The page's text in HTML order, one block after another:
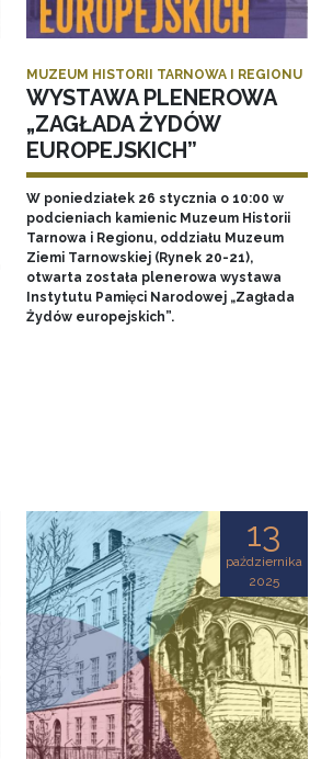
MUZEUM HISTORII TARNOWA I REGIONU
WYSTAWA PLENEROWA
„ZAGŁADA ŻYDÓW
EUROPEJSKICH”
W poniedziałek 26 stycznia o 10:00 w
podcieniach kamienic Muzeum Historii
Tarnowa i Regionu, oddziału Muzeum
Ziemi Tarnowskiej (Rynek 20-21),
otwarta została plenerowa wystawa
Instytutu Pamięci Narodowej „Zagłada
Żydów europejskich”.
13
października
2025